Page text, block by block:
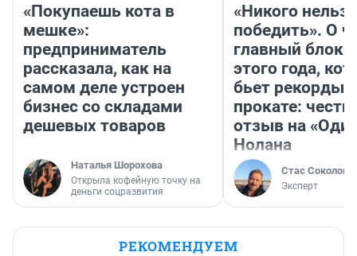
«Покупаешь кота в
мешке»:
предприниматель
рассказала, как на
самом деле устроен
бизнес со складами
дешевых товаров
Наталья Шорохова
Открыла кофейную точку на
деньги соцразвития
«Никого нельзя
победить». О
главный
этого года,
бьет рекорды в
прокате:
отзыв на
Нолана
Стас Соколов
Эксперт
РЕКОМЕНДУЕМ